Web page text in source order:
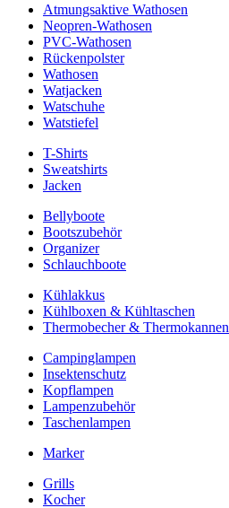
Atmungsaktive Wathosen
Neopren-Wathosen
PVC-Wathosen
Rückenpolster
Wathosen
Watjacken
Watschuhe
Watstiefel
T-Shirts
Sweatshirts
Jacken
Bellyboote
Bootszubehör
Organizer
Schlauchboote
Kühlakkus
Kühlboxen & Kühltaschen
Thermobecher & Thermokannen
Campinglampen
Insektenschutz
Kopflampen
Lampenzubehör
Taschenlampen
Marker
Grills
Kocher